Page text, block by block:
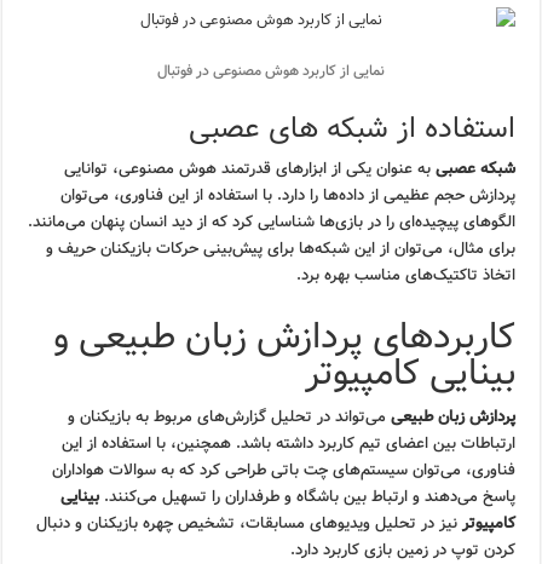
نمایی از کاربرد هوش مصنوعی در فوتبال
استفاده از شبکه های عصبی
شبکه عصبیبه عنوان یکی از ابزارهای قدرتمند هوش مصنوعی، توانایی
پردازش حجم عظیمی از داده‌ها را دارد. با استفاده از این فناوری، می‌توان
الگوهای پیچیده‌ای را در بازی‌ها شناسایی کرد که از دید انسان پنهان می‌مانند.
برای مثال، می‌توان از این شبکه‌ها برای پیش‌بینی حرکات بازیکنان حریف و
اتخاذ تاکتیک‌های مناسب بهره برد.
کاربردهای پردازش زبان طبیعی و
بینایی کامپیوتر
پردازش زبان طبیعی می‌تواند در تحلیل گزارش‌های مربوط به بازیکنان و
ارتباطات بین اعضای تیم کاربرد داشته باشد. همچنین، با استفاده از این
فناوری، می‌توان سیستم‌های چت باتی طراحی کرد که به سوالات هواداران
پاسخ می‌دهند و ارتباط بین باشگاه و طرفداران را تسهیل می‌کنند.بینایی
کامپیوترنیز در تحلیل ویدیوهای مسابقات، تشخیص چهره بازیکنان و دنبال
کردن توپ در زمین بازی کاربرد دارد.